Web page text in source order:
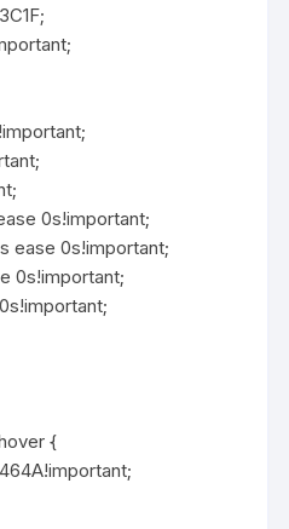
0s!important;
ease 0s!important;
0s!important;
{